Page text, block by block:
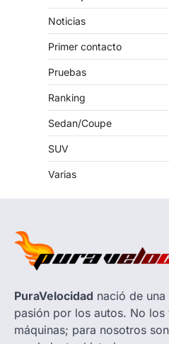
Noticias
Primer contacto
Pruebas
Ranking
Sedan/Coupe
SUV
Varias
PuraVelocidad nació de
pasión por los autos. No
máquinas; para nosotros